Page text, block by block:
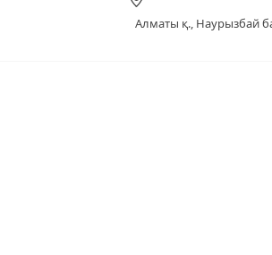
Алматы қ., Наурызбай